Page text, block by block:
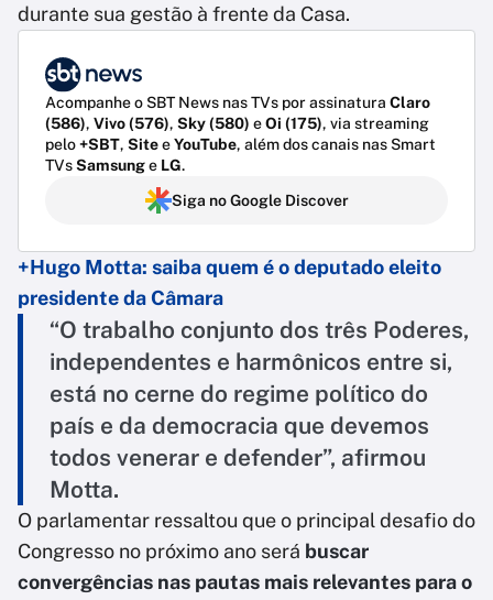
durante sua gestão à frente da Casa.
Acompanhe o SBT News nas TVs por assinatura Claro
(586), Vivo (576), Sky (580) eOi (175), via streaming
pelo+SBT, SiteeYouTube, além dos canais nas Smart
TVsSamsunge LG.
Siga no Google Discover
+Hugo Motta: saiba quem é o deputado eleito
presidente da Câmara
“O trabalho conjunto dos três Poderes,
independentes e harmônicos entre si,
está no cerne do regime político do
país e da democracia que devemos
todos venerar e defender”, afirmou
Motta.
O parlamentar ressaltou que o principal desafio do
Congresso no próximo ano será buscar
convergências nas pautas mais relevantes para o